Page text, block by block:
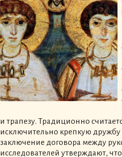
и трапезу. Традиционно
исключительно крепкую
заключение договора между
исследователей утверждают,